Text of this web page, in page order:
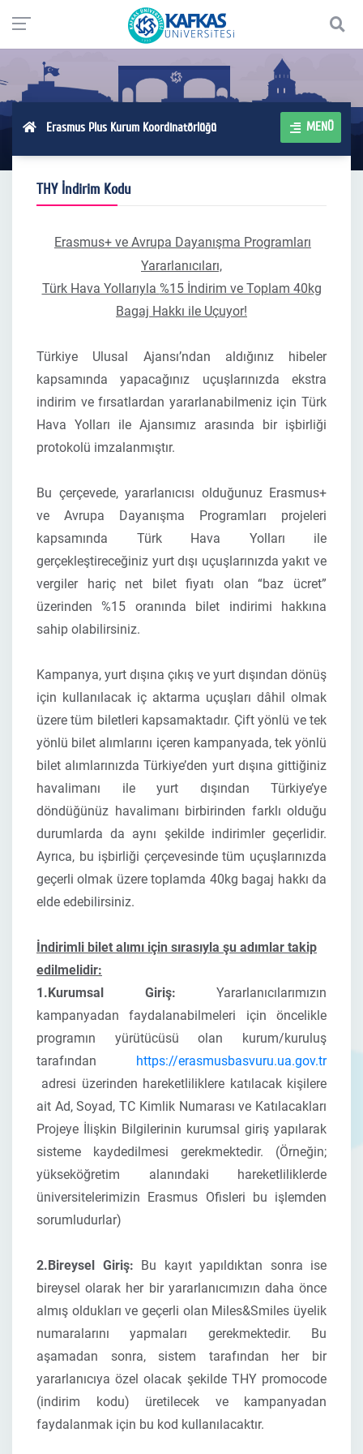
Erasmus Plus Kurum Koordinatörlüğü MENÜ
THY İndirim Kodu
Erasmus+ ve Avrupa Dayanışma Programları
Yararlanıcıları,
Türk Hava Yollarıyla %15 İndirim ve Toplam 40kg
Bagaj Hakkı ile Uçuyor!
Türkiye Ulusal Ajansı’ndan aldığınız hibeler
kapsamında yapacağınız uçuşlarınızda ekstra
indirim ve fırsatlardan yararlanabilmeniz için Türk
Hava Yolları ile Ajansımız arasında bir işbirliği
protokolü imzalanmıştır.
Bu çerçevede, yararlanıcısı olduğunuz Erasmus+
ve Avrupa Dayanışma Programları projeleri
kapsamında Türk Hava Yolları ile
gerçekleştireceğiniz yurt dışı uçuşlarınızda yakıt ve
vergiler hariç net bilet fiyatı olan“baz ücret”
üzerinden %15 oranında bilet indirimi hakkına
sahip olabilirsiniz.
Kampanya, yurt dışına çıkış ve yurt dışından dönüş
için kullanılacak iç aktarma uçuşları dâhil olmak
üzeretüm biletleri kapsamaktadır. Çift yönlü ve tek
yönlü bilet alımlarını içeren kampanyada, tek yönlü
bilet alımlarınızda Türkiye’den yurt dışına gittiğiniz
havalimanı ile yurt dışından Türkiye’ye
döndüğünüz havalimanı birbirinden farklı olduğu
durumlarda da aynı şekilde indirimler geçerlidir.
Ayrıca, bu işbirliği çerçevesinde tüm uçuşlarınızda
geçerli olmak üzere toplamda 40kg bagaj hakkı da
elde edebilirsiniz.
İndirimli bilet alımı için sırasıyla şu adımlar takip
edilmelidir:
1.Kurumsal Giriş: Yararlanıcılarımızın
kampanyadan faydalanabilmeleri için öncelikle
programın yürütücüsü olan kurum/kuruluş
tarafından https://erasmusbasvuru.ua.gov.tr
adresi üzerinden hareketliliklere katılacak kişilere
ait Ad, Soyad, TC Kimlik Numarası ve Katılacakları
Projeye İlişkin Bilgilerinin kurumsal giriş yapılarak
sisteme kaydedilmesi gerekmektedir. (Örneğin;
yükseköğretim alanındaki hareketliliklerde
üniversitelerimizin Erasmus Ofisleri bu işlemden
sorumludurlar)
2.Bireysel Giriş: Bu kayıt yapıldıktan sonra ise
bireysel olarak her bir yararlanıcımızın daha önce
almış oldukları ve geçerli olan Miles&Smiles üyelik
numaralarını yapmaları gerekmektedir. Bu
aşamadan sonra, sistem tarafından her bir
yararlanıcıya özel olacak şekilde THY promocode
(indirim kodu) üretilecek ve kampanyadan
faydalanmak için bu kod kullanılacaktır.